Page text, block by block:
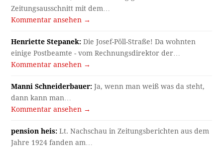
Zeitungsausschnitt mit dem…
Kommentar ansehen →
Henriette Stepanek: Die Josef-Pöll-Straße! Da wohnten
einige Postbeamte - vom Rechnungsdirektor der…
Kommentar ansehen →
Manni Schneiderbauer: Ja, wenn man weiß was da steht,
dann kann man…
Kommentar ansehen →
pension heis: Lt. Nachschau in Zeitungsberichten aus dem
Jahre 1924 fanden am…